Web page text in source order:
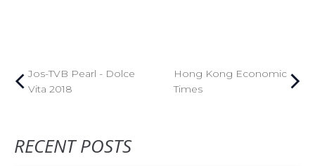
Jos-TVB Pearl - Dolce
Vita 2018
Hong Kong Economic
Times
RECENT POSTS